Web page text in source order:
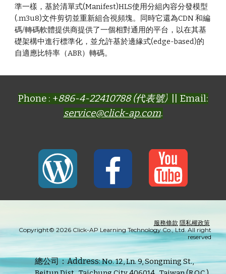
準一樣，基於清單式(Manifest)HLS使用分組內容分發模型
(.m3u8)文件剪切並重新組合視頻塊。同時它還為CDN 和編
碼/轉碼軟體提供商提供了一個相對通用的平台，以在其基
礎架構中進行標準化，並允許基於邊緣式(edge-based)的
自適應比特率（ABR）轉碼。
Phone : +886-4-22410788 (代表號)|| Email:
service@click-ap.com.
服務條款 隱私權政策
Copyright© 2026 Click-AP Learning Technology Co., Ltd. All right
reserved
總公司：Address:No. 12, Ln. 9, Songming St.,